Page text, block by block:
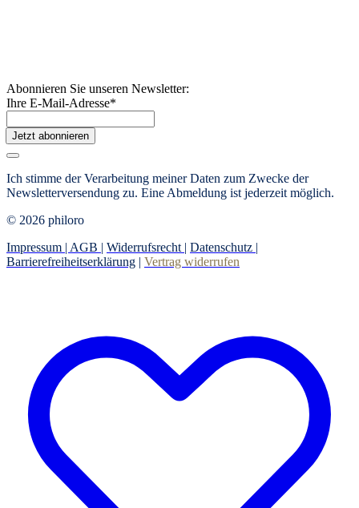
Abonnieren Sie unseren Newsletter:
Ihre E-Mail-Adresse*
Jetzt abonnieren
Ich stimme der Verarbeitung meiner Daten zum Zwecke der
Newsletterversendung zu. Eine Abmeldung ist jederzeit möglich.
© 2026 philoro
Impressum | AGB | Widerrufsrecht | Datenschutz |
Barrierefreiheitserklärung | Vertrag widerrufen